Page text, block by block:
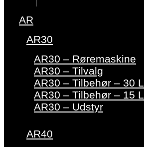
AR
AR30
AR30 – Røremaskine
AR30 – Tilvalg
AR30 – Tilbehør – 30 L
AR30 – Tilbehør – 15 L
AR30 – Udstyr
AR40